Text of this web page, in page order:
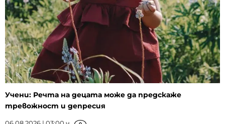
Учени: Речта на децата може да предскаже
тревожност и депресия